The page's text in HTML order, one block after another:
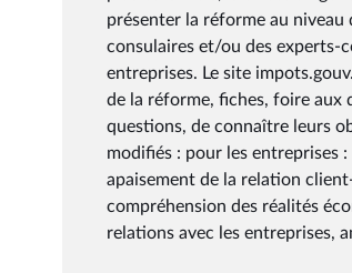
présenter la réforme au
consulaires et/ou des experts-
entreprises. Le site
de la réforme, fiches, foire aux
questions, de connaître leurs
modifiés : pour les entreprises
apaisement de la relation
compréhension des réalités
relations avec les entreprises,